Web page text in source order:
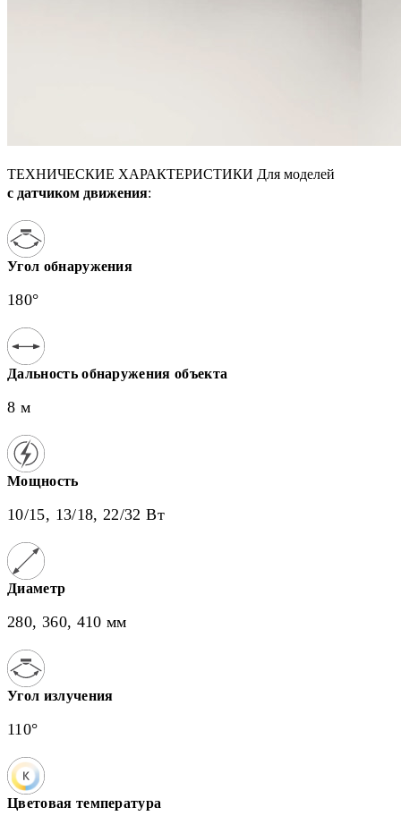
ТЕХНИЧЕСКИЕ ХАРАКТЕРИСТИКИ Для моделей
с датчиком движения:
Угол обнаружения
180°
Дальность обнаружения объекта
8 м
Мощность
10/15, 13/18, 22/32 Вт
Диаметр
280, 360, 410 мм
Угол излучения
110°
Цветовая температура